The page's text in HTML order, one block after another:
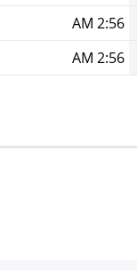
2:56 AM
2:56 AM